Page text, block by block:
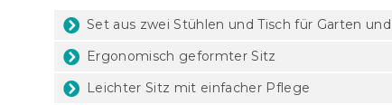
Set aus zwei Stühlen und Tisch für Garten
Ergonomisch geformter Sitz
Leichter Sitz mit einfacher Pflege